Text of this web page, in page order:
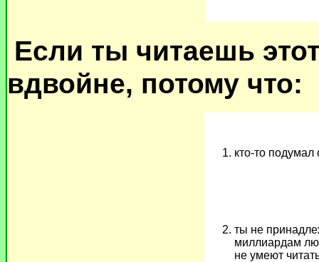
Если ты читаешь
вдвойне, потому что:
кто-то подумал
ты не
миллиардам
не умеют